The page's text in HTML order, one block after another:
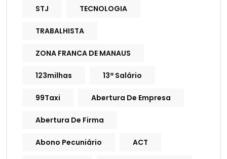
STJ TECNOLOGIA
TRABALHISTA
ZONA FRANCA DE MANAUS
123milhas 13ª Salário
99Taxi Abertura De Empresa
Abertura De Firma
Abono Pecuniário ACT